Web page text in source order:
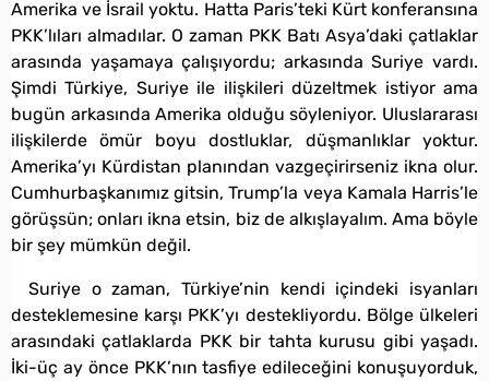
Amerika ve İsrail yoktu. Hatta Paris’teki Kürt konferansına
PKK’lıları almadılar. O zaman PKK Batı Asya’daki çatlaklar
arasında yaşamaya çalışıyordu; arkasında Suriye vardı.
Şimdi Türkiye, Suriye ile ilişkileri düzeltmek istiyor ama
bugün arkasında Amerika olduğu söyleniyor. Uluslararası
ilişkilerde ömür boyu dostluklar, düşmanlıklar yoktur.
Amerika’yı Kürdistan planından vazgeçirirseniz ikna olur.
Cumhurbaşkanımız gitsin, Trump’la veya Kamala Harris’le
görüşsün; onları ikna etsin, biz de alkışlayalım. Ama böyle
bir şey mümkün değil.
Suriye o zaman, Türkiye’nin kendi içindeki isyanları
desteklemesine karşı PKK’yı destekliyordu. Bölge ülkeleri
arasındaki çatlaklarda PKK bir tahta kurusu gibi yaşadı.
İki-üç ay önce PKK’nın tasfiye edileceğini konuşuyorduk,